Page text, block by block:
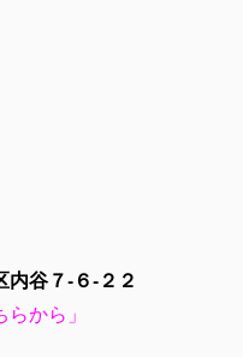
谷７-６-２２
らから」